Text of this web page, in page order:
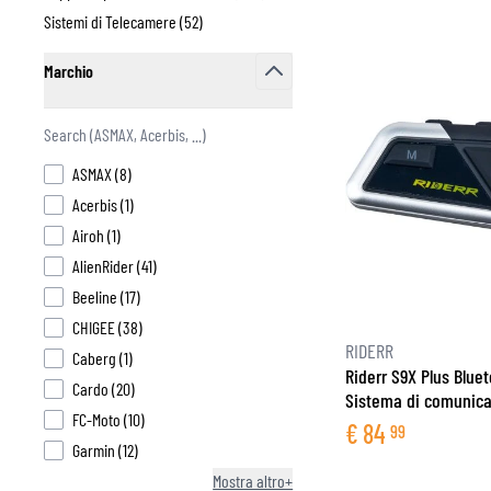
TERMICO INTIMO MOTO
TERMICO INTERMEDI
SOTTOCASCO
CALZE
GILET REFRIGERANTI
Sistemi di Telecamere (52
products available
)
Marchio
ASMAX(8products available
)
Acerbis(1products available
)
Airoh (1products available
)
AlienRider(41products available
)
Beeline (17products available
)
CHIGEE(38products available
)
Caberg (1products available
)
Cardo (20products available
)
FC-Moto (10products available
)
Garmin (12products available
)
Mostra altro+
RIDERR
Riderr S9X Plus
Sistema di
€ 84 99